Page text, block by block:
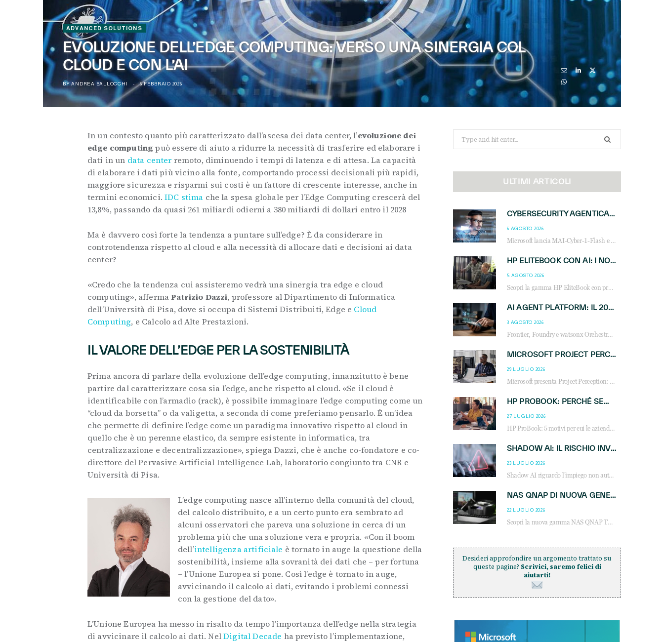
ADVANCED SOLUTIONS
EVOLUZIONE DELL’EDGE COMPUTING: VERSO UNA SINERGIA COL
CLOUD E CON L’AI
BY ANDREA BALLOCCHI 6 FEBBRAIO 2026
In un contesto quanto più caratterizzato dall’ascesa dei data center, l’evoluzione dei
edge computingpuò essere di aiuto a ridurre la necessità di trasferire ed elaborare i
dati in un data centerremoto, diminuendo i tempi di latenza e di attesa. La capacità
di elaborare i dati più vicino alla fonte, comportando processi decisionali più rapidi,
maggiore sicurezza e risparmi sui costi è un fattore di crescente interesse, anche in
termini economici.IDC stima che la spesa globale per l’Edge Computing crescerà del
13,8%, passando da quasi 261 miliardi odierni a 380 miliardi di dollari entro il 2028
Ma è davvero così forte la tendenza a puntare sull’edge? È da considerare in
controtendenza rispetto al cloud e alla necessità di allocare dati e decisioni ai data
center?
«Credo che la tendenza cui assisteremo vedrà una sinergia tra edge e cloud
computing», affermaPatrizio Dazzi, professore al Dipartimento di Informatica
dell’Università di Pisa, dove si occupa di Sistemi Distribuiti, Edge e Cloud
Computing, e Calcolo ad Alte Prestazioni.
IL VALORE DELL’EDGE PER LA SOSTENIBILITÀ
Prima ancora di parlare della evoluzione dell’edge computing, innanzitutto è bene
partire dal caratterizzare cosa sia l’edge, anche rispetto al cloud. «Se il cloud è
identificabile con l’armadio (rack), è possibile immaginare l’edge computing come un
“cloud da borsetta” o da valigetta, a seconda di come preferiamo pensarlo. È un’idea
che permette di definire l’edge come un paradigma innovativo rispetto al cloud in
quello che è un perenne elastico, da sempre esistente in informatica, tra
centralizzazione e decentralizzazione», spiega Dazzi, che è anche co-fondatore e co-
direttore del Pervasive Artificial Intelligence Lab, laboratorio congiunto tra CNR e
Università di Pisa.
L’edge computing nasce all’interno della comunità del cloud,
del calcolo distribuito, e a un certo punto era sembrato ad
alcuni osservatori che pareva una soluzione in cerca di un
problema più che una soluzione vera e propria. «Con il boom
dell’intelligenza artificiale è tornato in auge la questione della
sostenibilità, insieme alla sovranità dei dati che – per fortuna
– l’Unione Europea si pone. Così l’edge è tornato in auge,
avvicinando il calcolo ai dati, evitando i problemi connessi
con la gestione del dato».
L’Unione Europea ha messo in risalto da tempo l’importanza dell’edge nella strategia
di avvicinare il calcolo ai dati. NelDigital Decade ha previsto l’implementazione,
for:
ULTIMI ARTICOLI
CYBERSECURITY AGENTICA: CON PERCEPTION E MAI-CYBER-1-FLASH MICROSOFT APRE NUOVI SERVIZI PER IL CANALE
6 AGOSTO 2026
Microsoft lancia MAI-Cyber-1-Flash e Perception: cybersecurity agentica in preview dal 3 novembre. Cosa cambia per MSP, system integrator e reseller.
HP ELITEBOOK CON AI: I NOTEBOOK BUSINESS INTELLIGENTI CHE TRASFORMANO PRODUTTIVITÀ, SICUREZZA E LAVORO IBRIDO
5 AGOSTO 2026
Scopri la gamma HP EliteBook con processori Intel® Core™ Ultra e AMD Ryzen™ AI. Notebook business progettati per aumentare la produttività, migliorare la collaborazione e garantire sicurezza avanzata in ufficio e in mobilità.
AI AGENT PLATFORM: IL 2026 È L’ANNO DEL «SISTEMA OPERATIVO» PER GLI AGENTI AZIENDALI
3 AGOSTO 2026
Frontier, Foundry e watsonx Orchestrate: la guerra delle piattaforme AI agent ridisegna il mercato IT. Cosa cambia per reseller, MSP e system integrator.
MICROSOFT PROJECT PERCEPTION: COME GLI AGENTI AI CAMBIERANNO SOC, CYBERSECURITY E SERVIZI MSP
29 LUGLIO 2026
Microsoft presenta Project Perception: scopri come gli agenti AI possono trasformare cybersecurity, SOC e servizi gestiti degli MSP.
HP PROBOOK: PERCHÉ SEMPRE PIÙ AZIENDE SCELGONO NOTEBOOK PROGETTATI PER IL LAVORO MODERNO
27 LUGLIO 2026
HP ProBook: 5 motivi per cui le aziende scelgono i notebook business HP per migliorare produttività, sicurezza e gestione dell’AI.
SHADOW AI: IL RISCHIO INVISIBILE CHE LE AZIENDE POSSONO GOVERNARE
23 LUGLIO 2026
Shadow AI riguardo l’impiego non autorizzato di sistemi AI all’interno dell’azienda. E’ una pratica che si diffonde a partire dai dipendenti fino ai dirigenti e mette a repentaglio la cybersecurity, con costi più elevati per le organizzazioni. Due recenti report illustrano il fenomeno e forniscono dati in merito
NAS QNAP DI NUOVA GENERAZIONE: PIÙ PRESTAZIONI, SCALABILITÀ E PROTEZIONE DEI DATI PER LE INFRASTRUTTURE IT MODERNE
22 LUGLIO 2026
Scopri la nuova gamma NAS QNAP TS-h1465U-RP, TS-h1065eU e TS-h665U: storage aziendale con ZFS, DDR5, E1.S NVMe e connettività 2.5GbE per backup, virtualizzazione e cybersecurity.
Desideri approfondire un argomento trattato su
queste pagine? Scrivici, saremo felici di
aiutarti!